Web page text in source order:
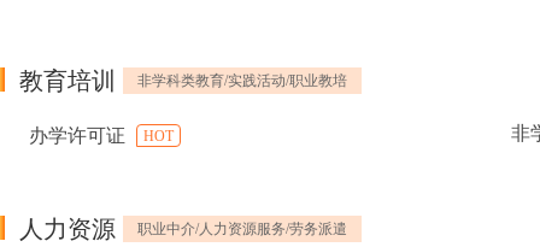
教育培训 非学科类教育/实践活动/职业教培
办学许可证 HOT 非
人力资源 职业中介/人力资源服务/劳务派遣